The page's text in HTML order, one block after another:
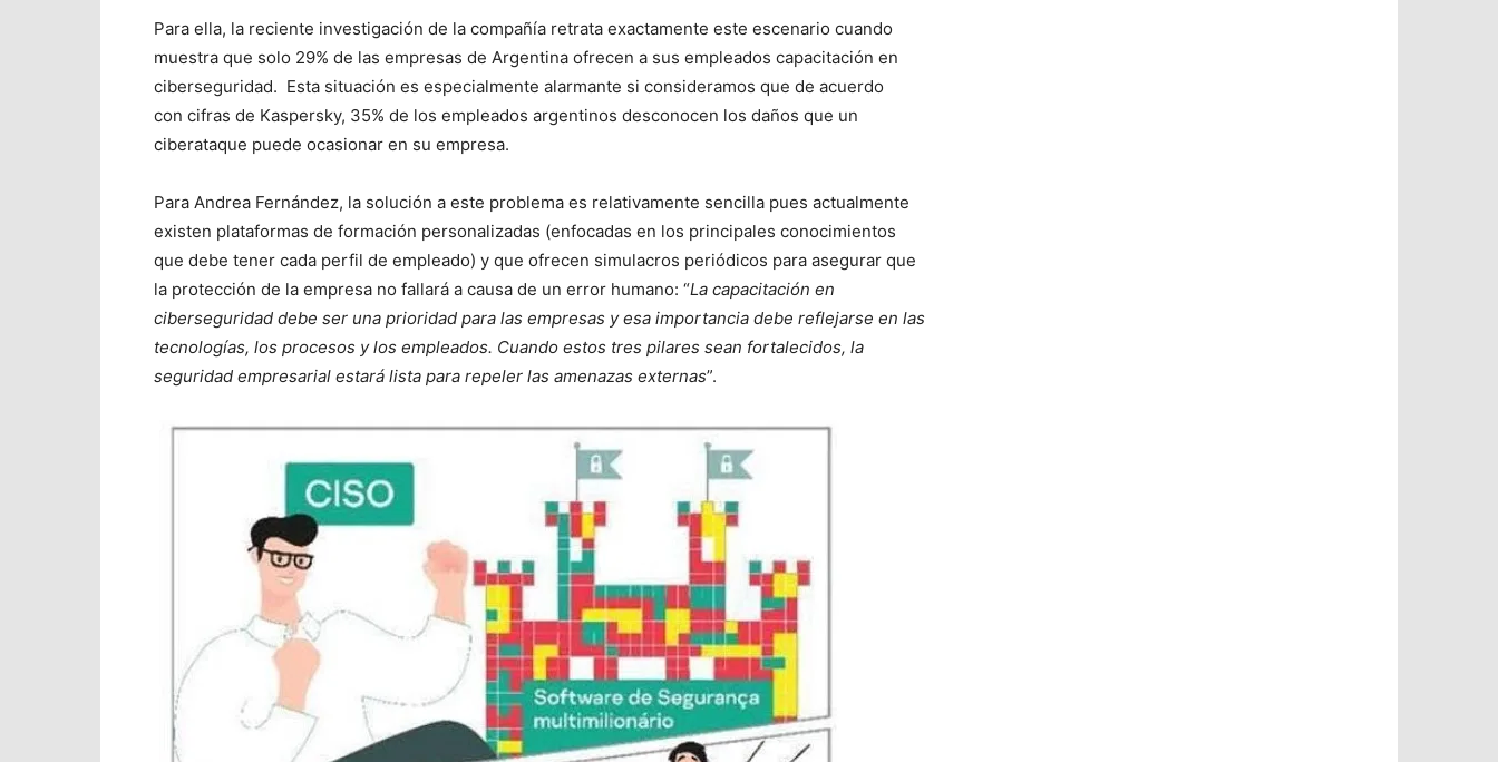
Para ella, la reciente investigación de la compañía retrata exactamente este escenario cuando
muestra que solo 29% de las empresas de Argentina ofrecen a sus empleados capacitación en
ciberseguridad. Esta situación es especialmente alarmante si consideramos que de acuerdo
con cifras de Kaspersky, 35% de los empleados argentinos desconocen los daños que un
ciberataque puede ocasionar en su empresa.
Para Andrea Fernández, la solución a este problema es relativamente sencilla pues actualmente
existen plataformas de formación personalizadas (enfocadas en los principales conocimientos
que debe tener cada perfil de empleado) y que ofrecen simulacros periódicos para asegurar que
la protección de la empresa no fallará a causa de un error humano: “La capacitación en
ciberseguridad debe ser una prioridad para las empresas y esa importancia debe reflejarse en las
tecnologías, los procesos y los empleados. Cuando estos tres pilares sean fortalecidos, la
seguridad empresarial estará lista para repeler las amenazas externas”.